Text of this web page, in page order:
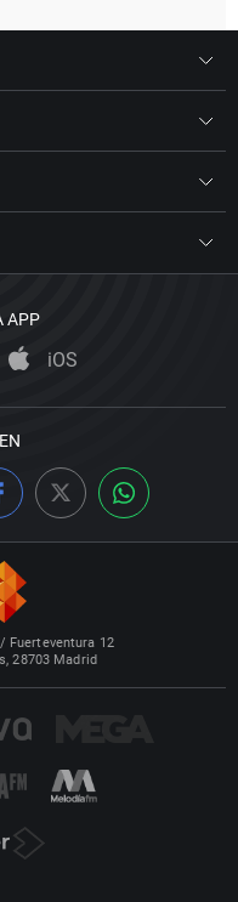
APP
iOS
Fuerteventura 12
28703 Madrid